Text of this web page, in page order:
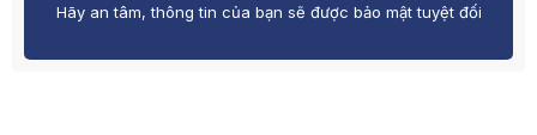
Hãy an tâm, thông tin của bạn sẽ được bảo mật tuyệt đối